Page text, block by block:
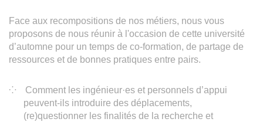
Face aux recompositions de nos métiers, nous vous
proposons de nous réunir à l'occasion de cette université
d’automne pour un temps de co-formation, de partage de
ressources et de bonnes pratiques entre pairs.
Comment les ingénieur·es et personnels d’appui
peuvent-ils introduire des déplacements,
(re)questionner les finalités de la recherche et